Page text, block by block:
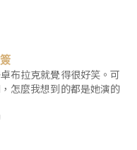
布拉克就覺得很好笑。可
怎麼我想到的都是她演的